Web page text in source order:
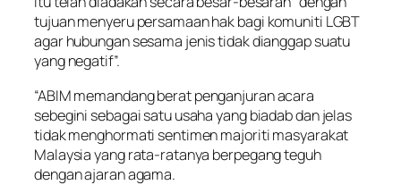
tujuan menyeru persamaan hak bagi komuniti LGBT
agar hubungan sesama jenis tidak dianggap suatu
yang negatif”.
“ABIM memandang berat penganjuran acara
sebegini sebagai satu usaha yang biadab dan jelas
tidak menghormati sentimen majoriti masyarakat
Malaysia yang rata-ratanya berpegang teguh
dengan ajaran agama.